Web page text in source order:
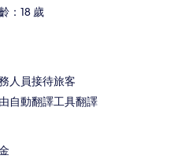
：18 歲
人員接待旅客
自動翻譯工具翻譯